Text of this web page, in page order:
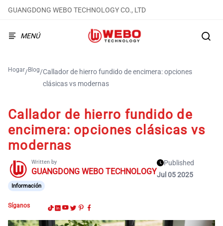
GUANGDONG WEBO TECHNOLOGY CO., LTD
MENÚ
Hogar/Blog/Callador de hierro fundido de encimera: opciones
clásicas vs modernas
Callador de hierro fundido de
encimera: opciones clásicas vs
modernas
Written by
GUANGDONG WEBO TECHNOLOGY
Published
Jul 05 2025
Información
Síganos